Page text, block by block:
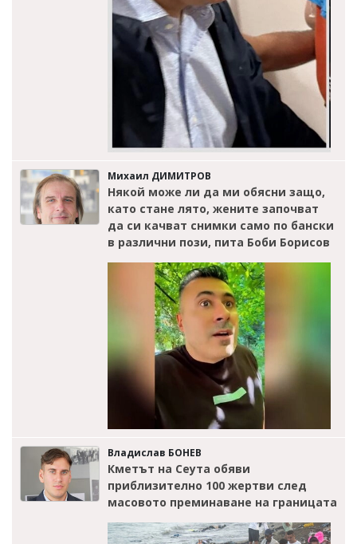
Михаил ДИМИТРОВ
Някой може ли да ми обясни защо,
като стане лято, жените започват
да си качват снимки само по бански
в различни пози, пита Боби Борисов
Владислав БОНЕВ
Кметът на Сеута обяви
приблизително 100 жертви след
масовото преминаване на границата